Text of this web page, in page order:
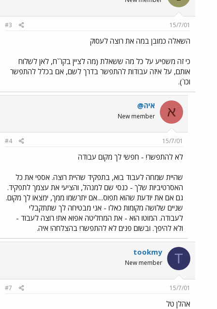
15/7/01
#3
השאלה כמובן במה את רוצה לעסוק
כי זה משפיע על כל מה ששאלת (מה לציין בקו``ח, לאן לשלוח
אותם, על איזה עבודות להתפשר בדרך לשם, אם בכלל להתפשר
וכו`).
א איה@
New member
15/7/01
#4
לא להתפשר! - חפשי לך מקום עבודה
שהיית שמחה לעבוד בוא, בתפקיד שהיית רוצה. אספי את כל
האסרטיביות שלך - כנסי שם למנהל, והציעי את עצמך לתפקיד.
גם אם את יודעת שהוא תפוס....אם יתרשמו ממך, ימצאו לך מקום.
שניים שלושה מקומות כאלו - אני מבטיחה לך שתתקבלי
לעבודה. המוטו הוא - את המחליטה אפוא את! רוצה לעבוד -
ולא להיפך. ובשום פנים לא להתפשר! בהצלחה! איה.
T
tookmy
New member
15/7/01
#7
אהלן טל